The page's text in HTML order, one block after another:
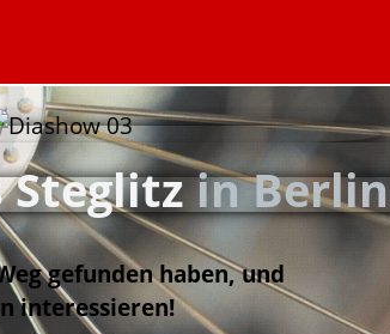
Steglitzin Berlin
gefunden haben, und
interessieren!